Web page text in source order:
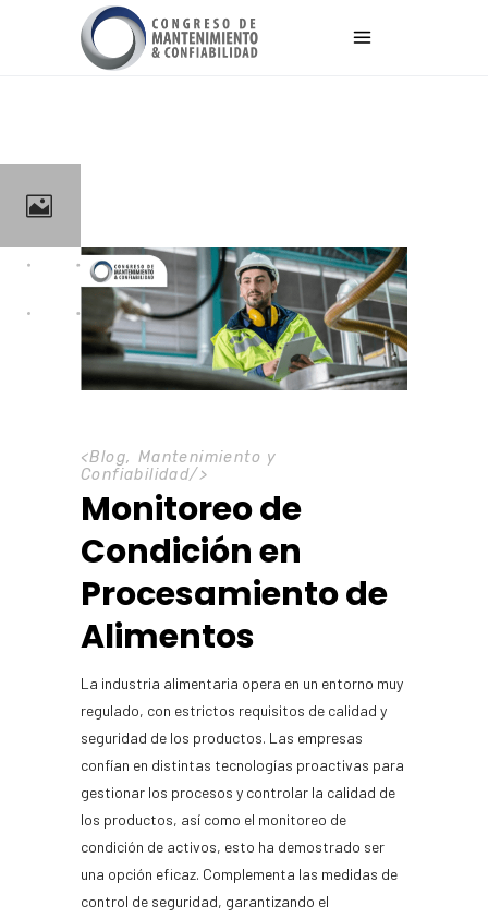
<Blog, Mantenimiento y
Confiabilidad/>
Monitoreo de
Condición en
Procesamiento de
Alimentos
La industria alimentaria opera en un entorno muy
regulado, con estrictos requisitos de calidad y
seguridad de los productos. Las empresas
confían en distintas tecnologías proactivas para
gestionar los procesos y controlar la calidad de
los productos, así como el monitoreo de
condición de activos, esto ha demostrado ser
una opción eficaz. Complementa las medidas de
control de seguridad, garantizando el